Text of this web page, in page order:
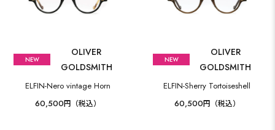
OLIVER
GOLDSMITH
ELFIN-Nero vintage Horn
60,500円（税込）
OLIVER
GOLDSMITH
ELFIN-Sherry Tortoiseshell
60,500円（税込）